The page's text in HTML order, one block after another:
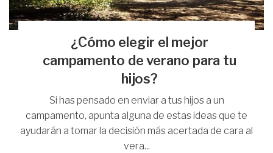
¿Cómo elegir el mejor
campamento de verano para tu
hijos?
Si has pensado en enviar a tus hijos a un
campamento, apunta alguna de estas ideas que te
ayudarán a tomar la decisión más acertada de cara al
vera...